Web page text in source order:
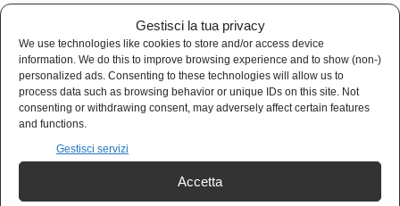
Gestisci la tua privacy
We use technologies like cookies to store and/or access device
information. We do this to improve browsing experience and to show (non-)
personalized ads. Consenting to these technologies will allow us to
process data such as browsing behavior or unique IDs on this site. Not
consenting or withdrawing consent, may adversely affect certain features
and functions.
Gestisci servizi
Accetta
curda, stanno infatti subendo forti pressioni
internazionali per cedere il controllo delle zone
orientali alla capitale. Una richiesta che i curdi
rigettano, temendo — a ragione — nuove
ondate di repressione. Lo schema già visto
potrebbe ripetersi a Deir Ezzor, dove le tribù
arabe potrebbero essere strumentalizzate